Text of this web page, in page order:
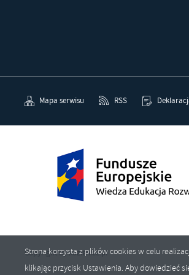
Mapa serwisu RSS
Copyright by kozienice.pl
Strona korzysta z plików cookies w celu
klikając przycisk Ustawienia. Aby dowiedzieć